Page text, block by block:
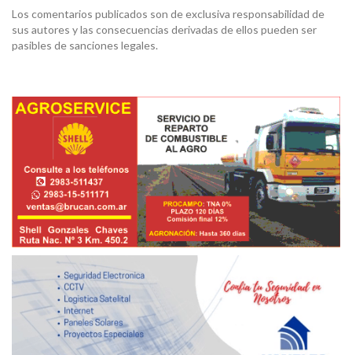
Los comentarios publicados son de exclusiva responsabilidad de
sus autores y las consecuencias derivadas de ellos pueden ser
pasibles de sanciones legales.